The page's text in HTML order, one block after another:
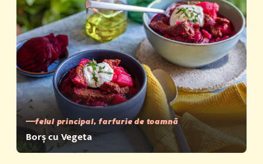
felul principal, farfurie de toamnă
Borș cu Vegeta